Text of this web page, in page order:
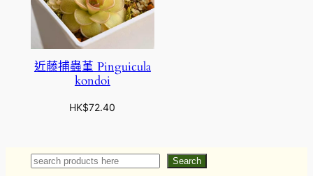
近藤捕蟲堇 Pinguicula
kondoi
HK$72.40
Search Search